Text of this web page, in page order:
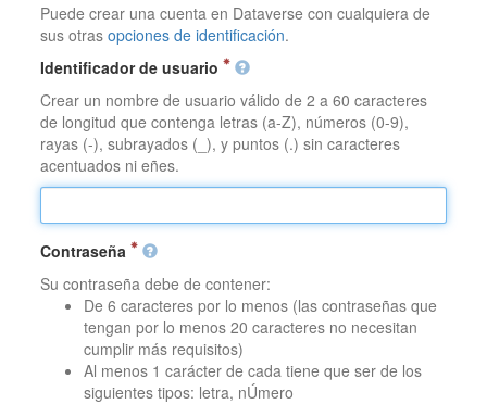
Puede crear una cuenta en Dataverse con cualquiera de
sus otrasopciones de identificación.
Identificador de usuario
Crear un nombre de usuario válido de 2 a 60 caracteres
de longitud que contenga letras (a-Z), números (0-9),
rayas (-), subrayados (_), y puntos (.) sin caracteres
acentuados ni eñes.
Contraseña
Su contraseña debe de contener:
De 6 caracteres por lo menos (las contraseñas que
tengan por lo menos 20 caracteres no necesitan
cumplir más requisitos)
Al menos 1 carácter de cada tiene que ser de los
siguientes tipos: letra, nÚmero